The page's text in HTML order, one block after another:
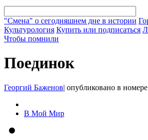
"Смена" о сегодняшнем дне в истории
Культурология Купить или подписаться
Чтобы помнили
Поединок
Георгий Баженов| опубликовано в номере
В Мой Мир